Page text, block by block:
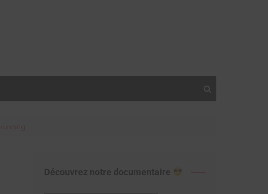
Découvrez notre documentaire